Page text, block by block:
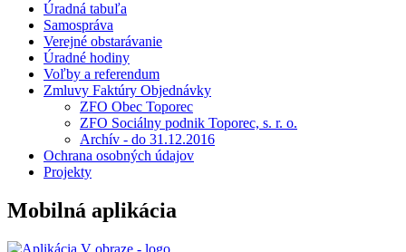
Úradná tabuľa
Samospráva
Verejné obstarávanie
Úradné hodiny
Voľby a referendum
Zmluvy Faktúry Objednávky
ZFO Obec Toporec
ZFO Sociálny podnik Toporec, s. r. o.
Archív - do 31.12.2016
Ochrana osobných údajov
Projekty
Mobilná aplikácia